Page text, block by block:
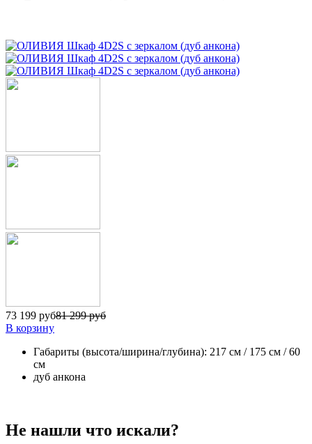
73 199 руб81 299 руб
В корзину
Габариты (высота/ширина/глубина): 217 см / 175 см / 60
см
дуб анкона
Не нашли что искали?